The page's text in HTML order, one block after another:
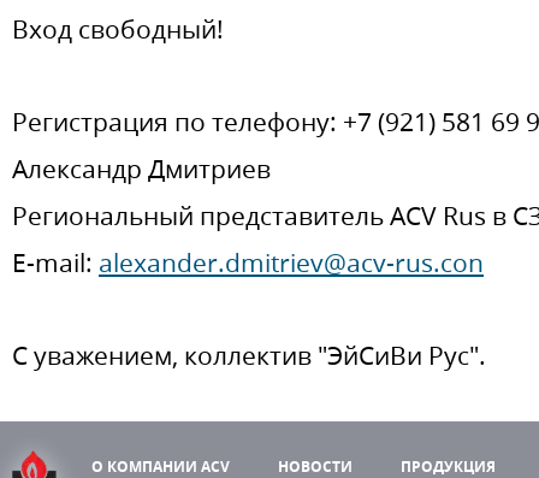
Вход свободный!
Регистрация по телефону: +7 (921) 581 69
Александр Дмитриев
Региональный представительACV Rus в
E-mail: alexander.dmitriev@acv-rus.con
С уважением, коллектив "ЭйСиВи Рус".
О КОМПАНИИ ACV НОВОСТИ
ПРОДУКЦИЯ